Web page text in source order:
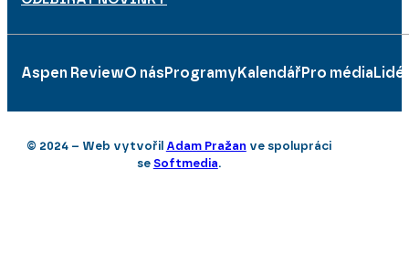
Aspen ReviewO nás Programy Kalendář Pro média Lidé
© 2024 – Web vytvořil Adam Pražan ve spolupráci
se Softmedia.